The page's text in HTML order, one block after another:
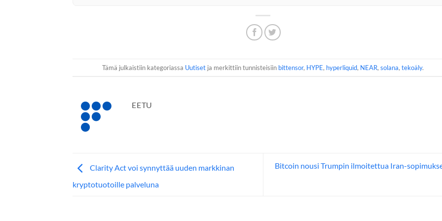
Tämä julkaistiin kategoriassa Uutiset ja merkittiin tunnisteisiin bittensor, HYPE, hyperliquid, NEAR,solana,tekoäly.
EETU
Clarity Act voi synnyttää uuden markkinan
kryptotuotoille palveluna
Bitcoin nousi Trumpin ilmoitettua Iran-